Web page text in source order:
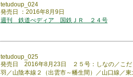
tetudoup_024
発売日 ：2016年8月9日
週刊 鉄道ぺディア 国鉄ＪＲ ２４号
tetudoup_025
発売日 2016年8月23日 ２５号：しなの／こだ
羽／山陰本線２（出雲市～幡生間）／山口線／東